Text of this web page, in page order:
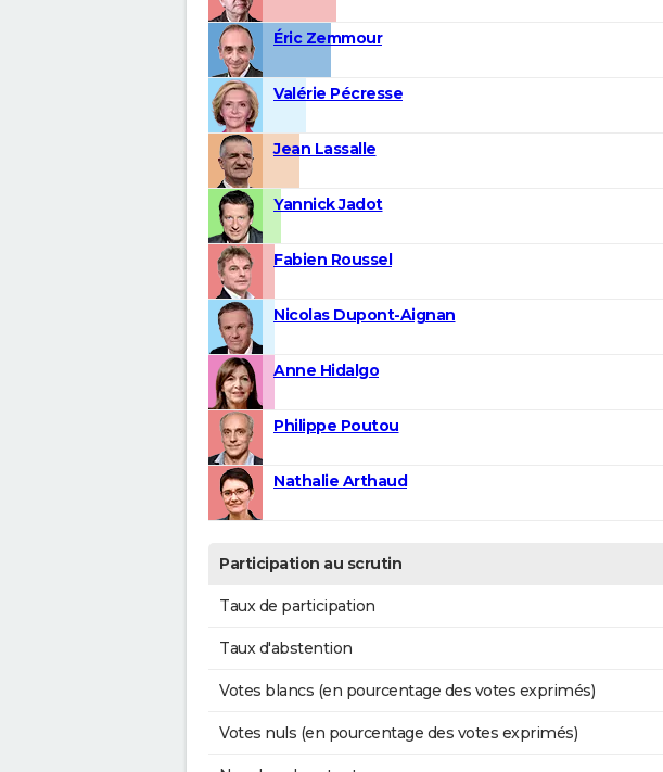
Éric Zemmour
Valérie Pécresse
Jean Lassalle
Yannick Jadot
Fabien Roussel
Nicolas Dupont-Aignan
Anne Hidalgo
Philippe Poutou
Nathalie Arthaud
Participation au scrutin
Taux de participation
Taux d'abstention
Votes blancs (en pourcentage des votes exprimés)
Votes nuls (en pourcentage des votes exprimés)